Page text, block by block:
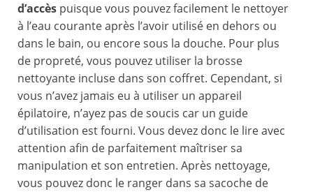
d’accès puisque vous pouvez facilement le nettoyer
à l’eau courante après l’avoir utilisé en dehors ou
dans le bain, ou encore sous la douche. Pour plus
de propreté, vous pouvez utiliser la brosse
nettoyante incluse dans son coffret. Cependant, si
vous n’avez jamais eu à utiliser un appareil
épilatoire, n’ayez pas de soucis car un guide
d’utilisation est fourni. Vous devez donc le lire avec
attention afin de parfaitement maîtriser sa
manipulation et son entretien. Après nettoyage,
vous pouvez donc le ranger dans sa sacoche de